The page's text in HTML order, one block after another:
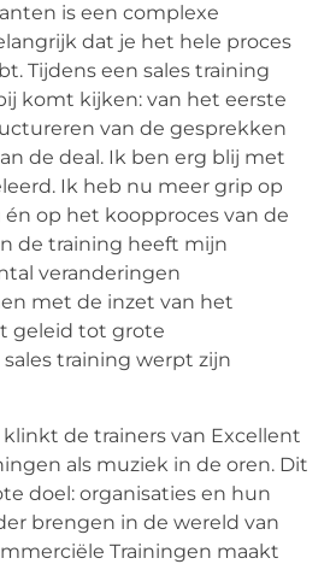
is een complexe
dat je het hele proces
Tijdens een sales training
komt kijken: van het eerste
van de gesprekken
de deal. Ik ben erg blij met
Ik heb nu meer grip op
op het koopproces van de
de training heeft mijn
veranderingen
met de inzet van het
geleid tot grote
training werpt zijn
klinkt de trainers van Excellent
als muziek in de oren. Dit
doel: organisaties en hun
brengen in de wereld van
Trainingen maakt